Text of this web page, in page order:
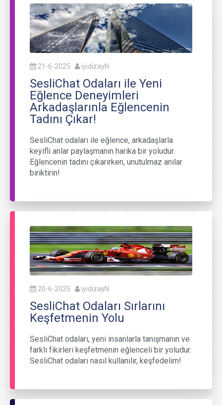
21-6-2025 iyidizayN
SesliChat Odaları ile Yeni
Eğlence Deneyimleri
Arkadaşlarınla Eğlencenin
Tadını Çıkar!
SesliChat odaları ile eğlence, arkadaşlarla
keyifli anlar paylaşmanın harika bir yoludur.
Eğlencenin tadını çıkarırken, unutulmaz anılar
biriktirin!
20-6-2025 iyidizayN
SesliChat Odaları Sırlarını
Keşfetmenin Yolu
SesliChat odaları, yeni insanlarla tanışmanın ve
farklı fikirleri keşfetmenin eğlenceli bir yoludur.
SesliChat odaları nasıl kullanılır, keşfedelim!